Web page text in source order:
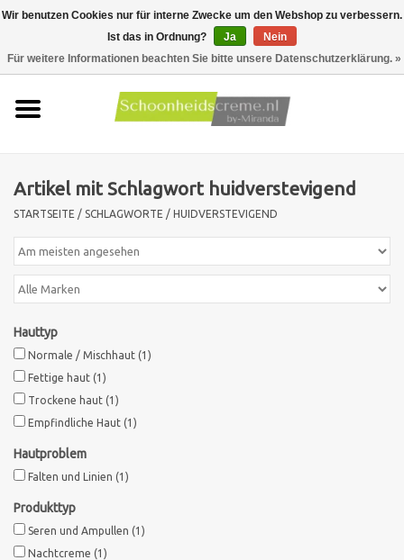
Produkte
Hautprobleme
Männer pflege
Aktionen
Neu !!
Bernard cassiere
Artikel mit Schlagwort huidverstevigend
STARTSEITE / SCHLAGWORTE / HUIDVERSTEVIGEND
Hauttyp
Normale / Mischhaut (1)
Fettige haut (1)
Trockene haut (1)
Empfindliche Haut (1)
Hautproblem
Falten und Linien (1)
Produkttyp
Seren und Ampullen (1)
Nachtcreme (1)
Wir benutzen Cookies nur für interne Zwecke um den Webshop zu verbessern.
Ist das in Ordnung?
Ja
Nein
Für weitere Informationen beachten Sie bitte unsere Datenschutzerklärung. »